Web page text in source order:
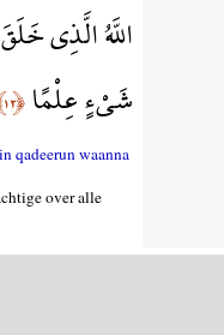
اللَّهُ الَّذِي
شَيْءٍ عِلْمًا﴿١٢﴾
qadeerun waanna
over alle